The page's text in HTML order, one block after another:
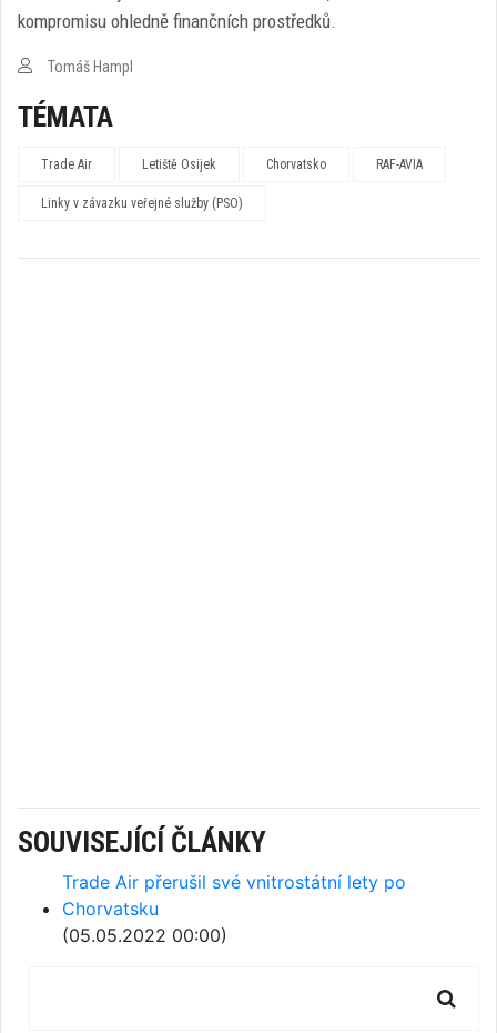
kompromisu ohledně finančních prostředků.
Tomáš Hampl
TÉMATA
Trade Air Letiště Osijek Chorvatsko RAF-AVIA
Linky v závazku veřejné služby (PSO)
SOUVISEJÍCÍ ČLÁNKY
Trade Air přerušil své vnitrostátní lety po
Chorvatsku
(05.05.2022 00:00)